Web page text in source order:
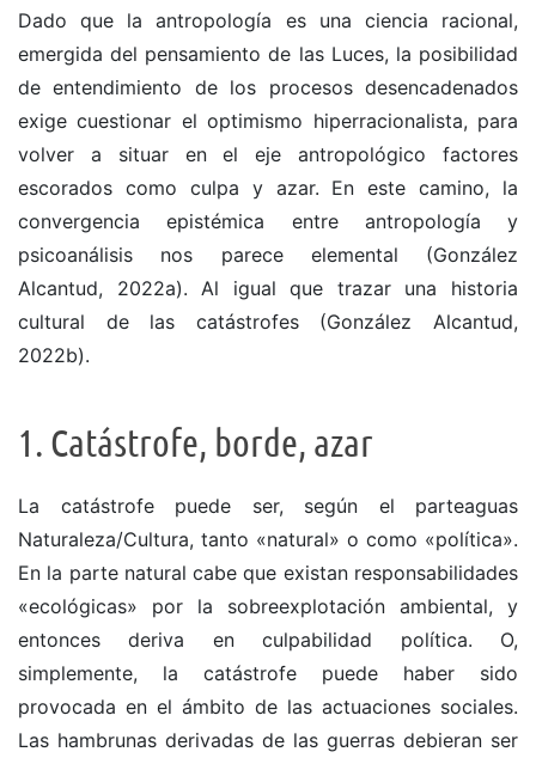
Dado que la antropología es una ciencia racional,
emergida del pensamiento de las Luces, la posibilidad
de entendimiento de los procesos desencadenados
exige cuestionar el optimismo hiperracionalista, para
volver a situar en el eje antropológico factores
escorados como culpa y azar. En este camino, la
convergencia epistémica entre antropología y
psicoanálisis nos parece elemental (González
Alcantud, 2022a). Al igual que trazar una historia
cultural de las catástrofes (González Alcantud,
2022b).
1. Catástrofe, borde, azar
La catástrofe puede ser, según el parteaguas
Naturaleza/Cultura, tanto «natural» o como «política».
En la parte natural cabe que existan responsabilidades
«ecológicas» por la sobreexplotación ambiental, y
entonces deriva en culpabilidad política. O,
simplemente, la catástrofe puede haber sido
provocada en el ámbito de las actuaciones sociales.
Las hambrunas derivadas de las guerras debieran ser